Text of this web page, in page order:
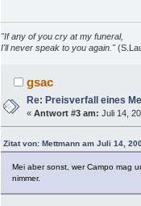
"If any of you cry at my funeral,
I'll never speak to you again."
gsac
Re: Preisverfall eines
«Antwort #3 am: Juli 14,
Zitat von: Mettmann am Juli 14,
Mei aber sonst, wer Campo mag
nimmer.